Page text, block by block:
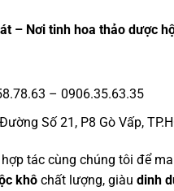
– Nơi tinh hoa thảo dược
– 0906.35.63.35
Số 21, P8 Gò Vấp,
tác cùng chúng tôi để
khô chất lượng, giàu dinh